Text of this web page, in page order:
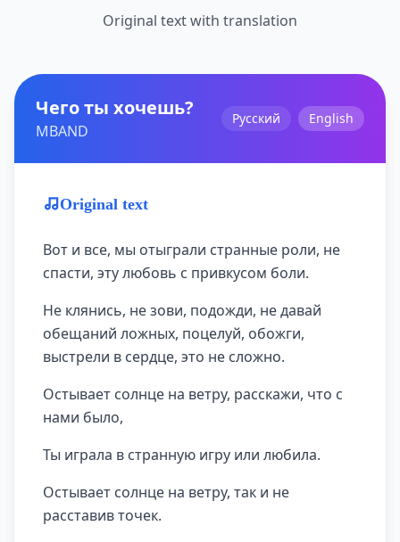
Original text with translation
Чего ты хочешь?
MBAND
Русский English
Original text
Вот и все, мы отыграли странные роли, не
спасти, эту любовь с привкусом боли.
Не клянись, не зови, подожди, не давай
обещаний ложных, поцелуй, обожги,
выстрели в сердце, это не сложно.
Остывает солнце на ветру, расскажи, что с
нами было,
Ты играла в странную игру или любила.
Остывает солнце на ветру, так и не
расставив точек.